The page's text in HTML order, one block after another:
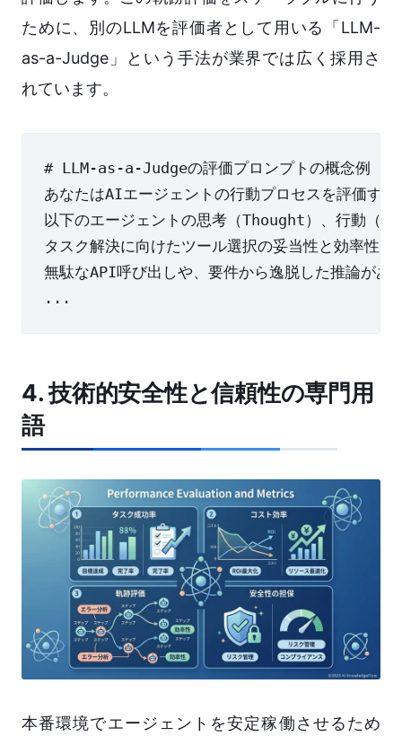
ために、別のLLMを評価者として用いる「LLM-
as-a-Judge」という手法が業界では広く採用さ
れています。
# LLM-as-a-Judgeの評価プロンプトの概念例
あなたはAIエージェントの行動プロセスを評価する
以下のエージェントの思考（Thought）、行動
タスク解決に向けたツール選択の妥当性と効率性
無駄なAPI呼び出しや、要件から逸脱した推論があ
4. 技術的安全性と信頼性の専門用
語
本番環境でエージェントを安定稼働させるため